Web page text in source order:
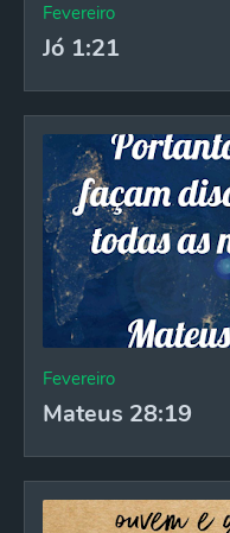
Fevereiro
Jó 1:21
Fevereiro
Mateus 28:19